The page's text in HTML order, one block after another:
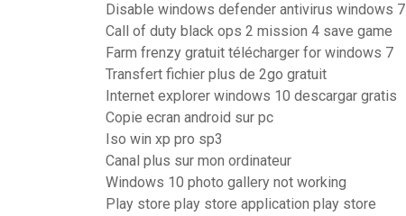
Disable windows defender antivirus windows 7
Call of duty black ops 2 mission 4 save game
Farm frenzy gratuit télécharger for windows 7
Transfert fichier plus de 2go gratuit
Internet explorer windows 10 descargar gratis
Copie ecran android sur pc
Iso win xp pro sp3
Canal plus sur mon ordinateur
Windows 10 photo gallery not working
Play store play store application play store